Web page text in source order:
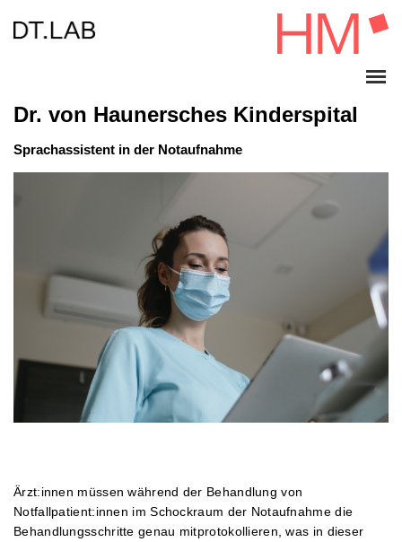
Dr. von Haunersches Kinderspital
Sprachassistent in der Notaufnahme
Ärzt:innen müssen während der Behandlung von
Notfallpatient:innen im Schockraum der Notaufnahme die
Behandlungsschritte genau mitprotokollieren, was in dieser